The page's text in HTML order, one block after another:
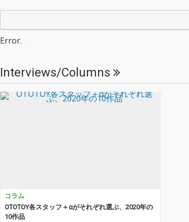
Error.
Interviews/Columns
コラム
OTOTOY各スタッフ＋αがそれぞれ選ぶ、2020年の
10作品